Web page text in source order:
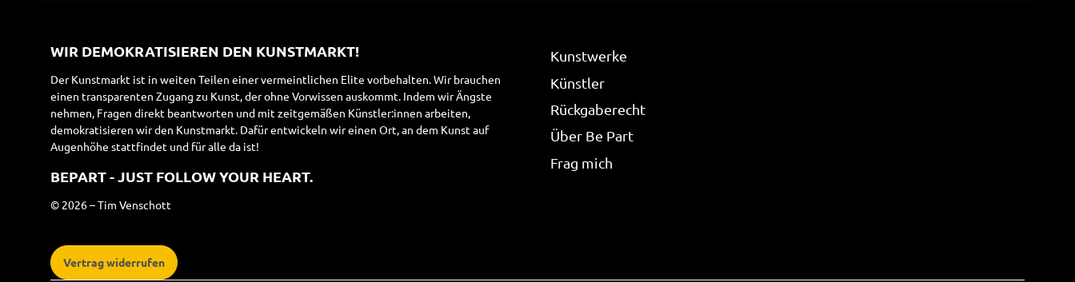
WIR DEMOKRATISIEREN DEN KUNSTMARKT!
Der Kunstmarkt ist in weiten Teilen einer vermeintlichen Elite vorbehalten. Wir brauchen
einen transparenten Zugang zu Kunst, der ohne Vorwissen auskommt. Indem wir Ängste
nehmen, Fragen direkt beantworten und mit zeitgemäßen Künstler:innen arbeiten,
demokratisieren wir den Kunstmarkt. Dafür entwickeln wir einen Ort, an dem Kunst auf
Augenhöhe stattfindet und für alle da ist!
BEPART - JUST FOLLOW YOUR HEART.
© 2026 – Tim Venschott
Kunstwerke
Künstler
Rückgaberecht
Über Be Part
Frag mich
Vertrag widerrufen